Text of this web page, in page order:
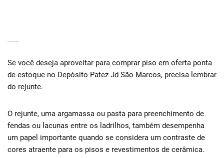
Se você deseja aproveitar para comprar piso em oferta ponta
de estoque no Depósito Patez Jd São Marcos, precisa lembrar
do rejunte.
O rejunte, uma argamassa ou pasta para preenchimento de
fendas ou lacunas entre os ladrilhos, também desempenha
um papel importante quando se considera um contraste de
cores atraente para os pisos e revestimentos de cerâmica.